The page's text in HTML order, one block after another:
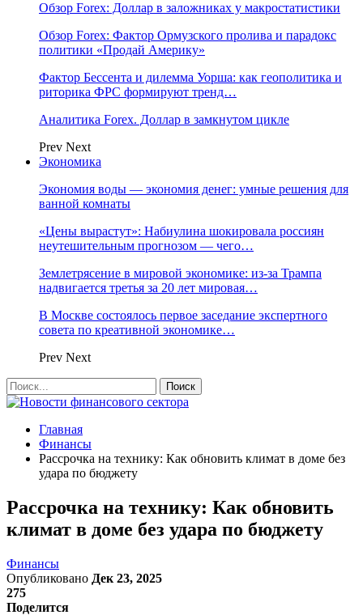
Обзор Forex: Доллар в заложниках у макростатистики
Обзор Forex: Фактор Ормузского пролива и парадокс
политики «Продай Америку»
Фактор Бессента и дилемма Уорша: как геополитика и
риторика ФРС формируют тренд…
Аналитика Forex. Доллар в замкнутом цикле
Prev Next
Экономика
Экономия воды — экономия денег: умные решения для
ванной комнаты
«Цены вырастут»: Набиулина шокировала россиян
неутешительным прогнозом — чего…
Землетрясение в мировой экономике: из-за Трампа
надвигается третья за 20 лет мировая…
В Москве состоялось первое заседание экспертного
совета по креативной экономике…
Prev Next
Главная
Финансы
Рассрочка на технику: Как обновить климат в доме без
удара по бюджету
Рассрочка на технику: Как обновить
климат в доме без удара по бюджету
Финансы
Опубликовано Дек 23, 2025
275
Поделится